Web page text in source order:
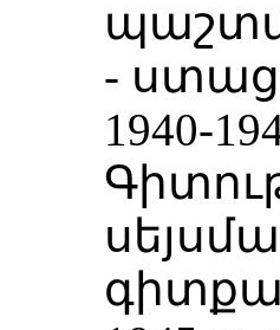
-
1940-